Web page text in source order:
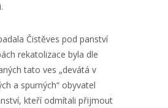
Čistěves pod panství
rekatolizace byla dle
tato ves „devátá v
a spurných“ obyvatel
kteří odmítali přijmout